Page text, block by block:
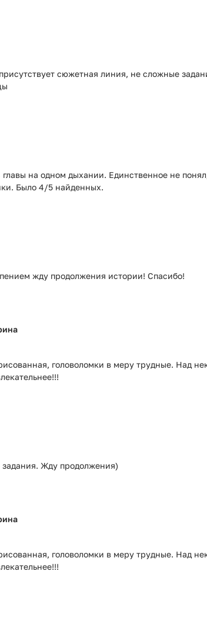
сюжетная линия, не сложные
на одном дыхании. Единственное не
Было 4/5 найденных.
жду продолжения истории! Спасибо!
головоломки в меру трудные. Над
Жду продолжения)
головоломки в меру трудные. Над